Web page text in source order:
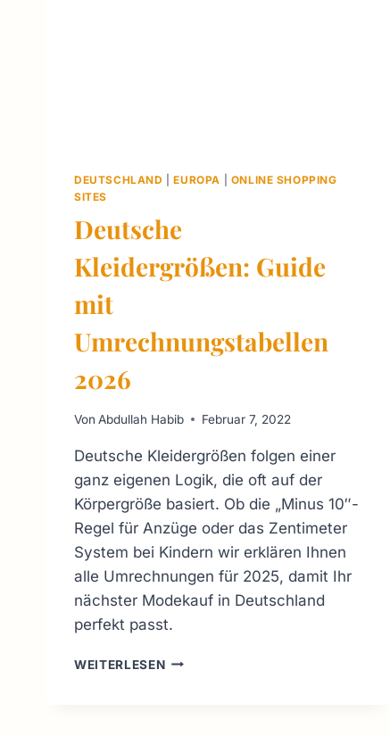
DEUTSCHLAND |EUROPA
ONLINE SHOPPING
SITES
Deutsche
Kleidergrößen: Guide
mit
Umrechnungstabellen
2026
Von Abdullah Habib Februar 7, 2022
Deutsche Kleidergrößen folgen einer
ganz eigenen Logik, die oft auf der
Körpergröße basiert. Ob die „Minus 10″-
Regel für Anzüge oder das Zentimeter
System bei Kindern wir erklären Ihnen
alle Umrechnungen für 2025, damit Ihr
nächster Modekauf in Deutschland
perfekt passt.
WEITERLESENDEUTSCHE